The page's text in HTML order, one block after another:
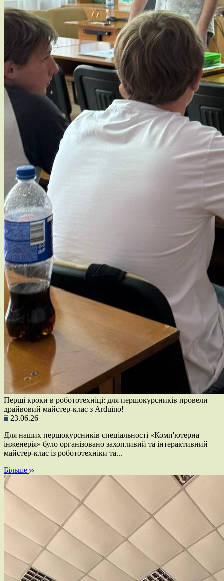
Перші кроки в робототехніці: для першокурсників провели
драйвовий майстер-клас з Arduino!
23.06.26
Для наших першокурсників спеціальності «Комп'ютерна
інженерія» було організовано захопливий та інтерактивний
майстер-клас із робототехніки та...
Більше